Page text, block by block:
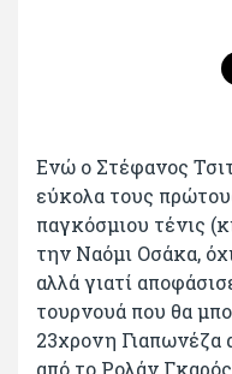
Ενώ ο Στέφανος
εύκολα τους
παγκόσμιου τένις
την Ναόμι Οσάκα,
αλλά γιατί
τουρνουά που θα
23χρονη Γιαπωνέζα
από το Ρολάν